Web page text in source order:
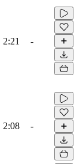
2:21 -
2:08 -